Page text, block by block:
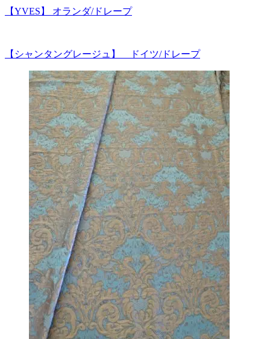
【YVES】 オランダ/ドレープ
【シャンタングレージュ】 ドイツ/ドレープ